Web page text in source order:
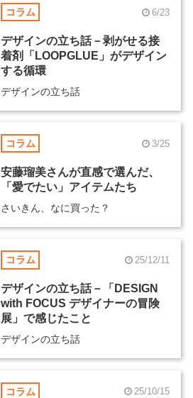
コラム 6/23
デザインの立ち話－剥がせる接
着剤「LOOPGLUE」がデザイン
する循環
デザインの立ち話
コラム 3/25
安藤瑠美さんが直感で選んだ、
「愛でたい」アイテムたち
さいきん、なに買った？
コラム 25/12/11
デザインの立ち話－「DESIGN
with FOCUS デザイナーの冒険
展」で感じたこと
デザインの立ち話
コラム 25/10/15